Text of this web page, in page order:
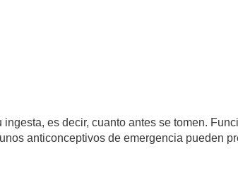
es decir, cuanto antes se tomen.
anticonceptivos de emergencia pueden